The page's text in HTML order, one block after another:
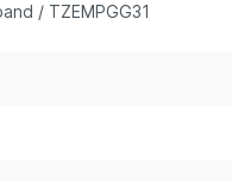
/ TZEMPGG31